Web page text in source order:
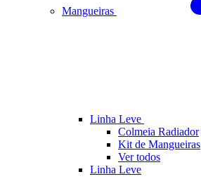
Mangueiras
Linha Leve
Colmeia Radiador
Kit de Mangueiras
Ver todos
Linha Leve